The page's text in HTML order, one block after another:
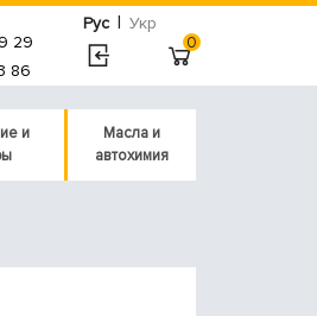
Рус | Укр
29
86
0
и
Масла и
автохимия